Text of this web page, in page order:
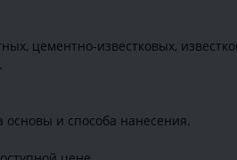
цементно-известковых,
основы и способа нанесения.